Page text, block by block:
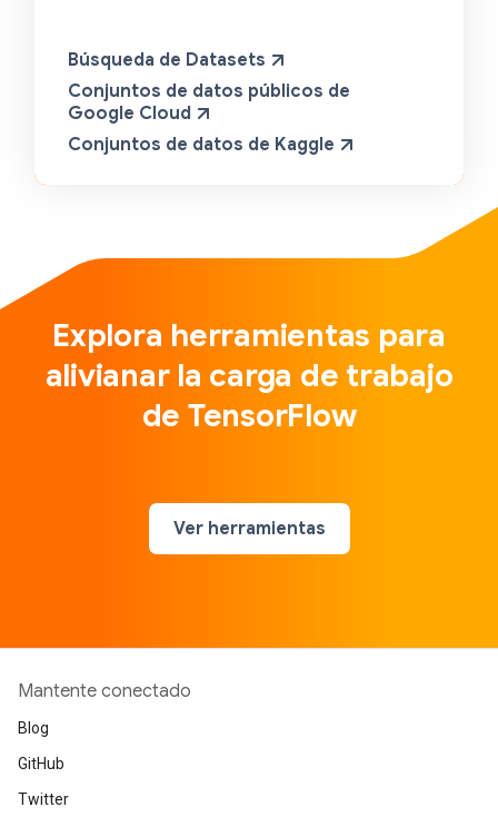
Búsqueda de Datasets
Conjuntos de datos públicos de
Google Cloud
Conjuntos de datos de Kaggle
Explora herramientas para
alivianar la carga de trabajo
de TensorFlow
Ver herramientas
Mantente conectado
Blog
GitHub
Twitter